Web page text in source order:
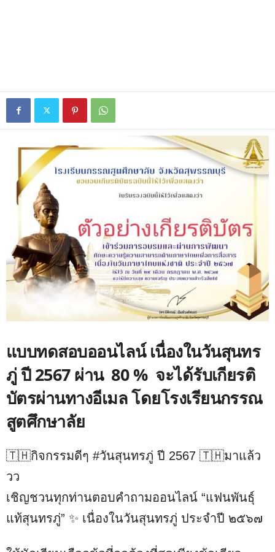
แบบทดสอบออนไลน์ เนื่องในวันสุนทร
ภู่ ปี 2567 ผ่าน 80 % จะได้รับเกียรติ
บัตรผ่านทางอีเมล โดยโรงเรียนกรรณ
สูตศึกษาลัย
🇹🇭กิจกรรม​ดีๆ​ #วันสุนทรภู่ ปี 2567 🇹🇭มาแล้ว
วว
เชิญชวนทุกท่านตอบคำถามออนไลน์​ “แฟนพันธุ์
แท้สุนทรภู่” ✨ เนื่องในวันสุนทรภู่​ ประจำปี​ ๒๕๖๗